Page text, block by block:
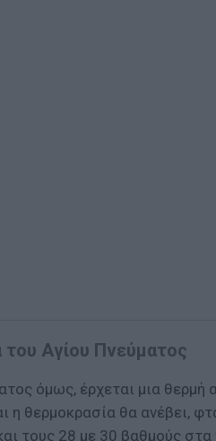
του Αγίου Πνεύματος
όμως, έρχεται μια θερμή
η θερμοκρασία θα ανέβει,
τους 28 με 30 βαθμούς στα